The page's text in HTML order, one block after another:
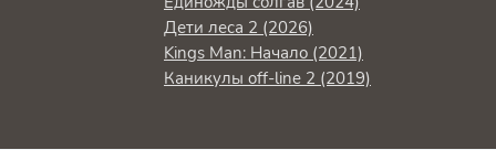
Дети леса 2 (2026)
Kings Man: Начало (2021)
Каникулы off-line 2 (2019)